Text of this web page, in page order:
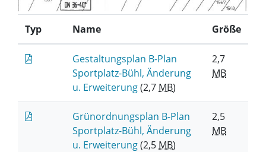
Typ Name Größe
Gestaltungsplan B-Plan
Sportplatz-Bühl, Änderung
u. Erweiterung(2,7 MB)
2,7
MB
Grünordnungsplan B-Plan
Sportplatz-Bühl, Änderung
u. Erweiterung(2,5 MB)
2,5
MB